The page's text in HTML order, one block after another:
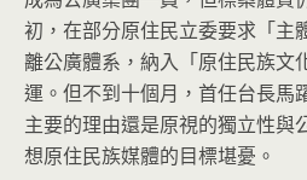
初，在部分原住民立委要求「主
離公廣體系，納入「原住民族文
運。但不到十個月，首任台長馬
主要的理由還是原視的獨立性與
想原住民族媒體的目標堪憂。